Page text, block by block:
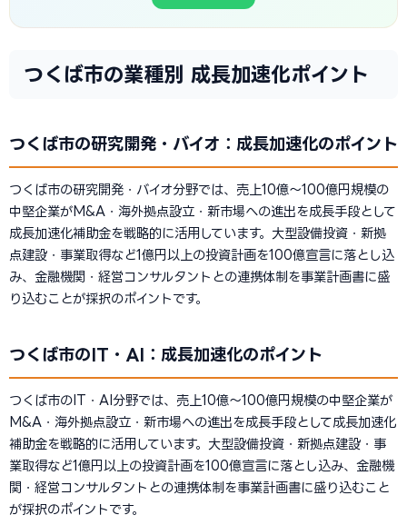
つくば市の業種別 成長加速化ポイント
つくば市の研究開発・バイオ：成長加速化のポイント
つくば市の研究開発・バイオ分野では、売上10億〜100億円規模の
中堅企業がM&A・海外拠点設立・新市場への進出を成長手段として
成長加速化補助金を戦略的に活用しています。大型設備投資・新拠
点建設・事業取得など1億円以上の投資計画を100億宣言に落とし込
み、金融機関・経営コンサルタントとの連携体制を事業計画書に盛
り込むことが採択のポイントです。
つくば市のIT・AI：成長加速化のポイント
つくば市のIT・AI分野では、売上10億〜100億円規模の中堅企業が
M&A・海外拠点設立・新市場への進出を成長手段として成長加速化
補助金を戦略的に活用しています。大型設備投資・新拠点建設・事
業取得など1億円以上の投資計画を100億宣言に落とし込み、金融機
関・経営コンサルタントとの連携体制を事業計画書に盛り込むこと
が採択のポイントです。